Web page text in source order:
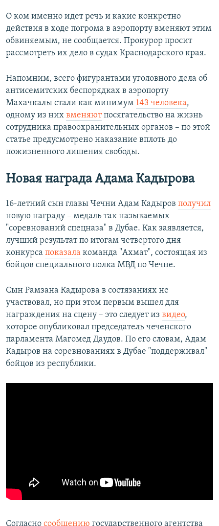
О ком именно идет речь и какие конкретно
действия в ходе погрома в аэропорту вменяют этим
обвиняемым, не сообщается. Прокурор просит
рассмотреть их дело в судах Краснодарского края.
Напомним, всего фигурантами уголовного дела об
антисемитских беспорядках в аэропорту
Махачкалы стали как минимум 143 человека,
одному из них вменяютпосягательство на жизнь
сотрудника правоохранительных органов – по этой
статье предусмотрено наказание вплоть до
пожизненного лишения свободы.
Новая награда Адама Кадырова
16-летний сын главы Чечни Адам Кадыров получил
новую награду – медаль так называемых
"соревнований спецназа" в Дубае. Как заявляется,
лучший результат по итогам четвертого дня
конкурса показала команда "Ахмат", состоящая из
бойцов специального полка МВД по Чечне.
Сын Рамзана Кадырова в состязаниях не
участвовал, но при этом первым вышел для
награждения на сцену – это следует из видео,
которое опубликовал председатель чеченского
парламента Магомед Даудов. По его словам, Адам
Кадыров на соревнованиях в Дубае "поддерживал"
бойцов из республики.
Согласно сообщению государственного агентства